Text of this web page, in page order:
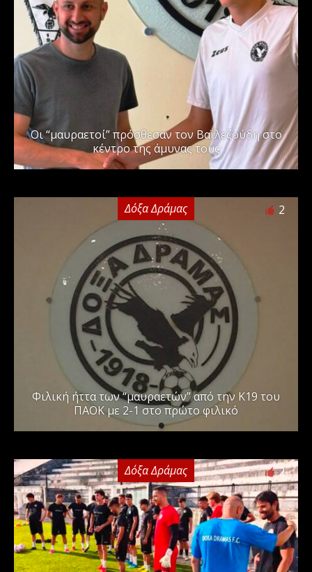
Οι “μαυραετοί” πρόσθεσαν τον Βαϊλεζούδη στο
κέντρο της άμυνας τους
Δόξα Δράμας 2
Φιλική ήττα των “μαυραετών” από την Κ19 του
ΠΑΟΚ με 2-1 στο πρώτο φιλικό
Δόξα Δράμας 2